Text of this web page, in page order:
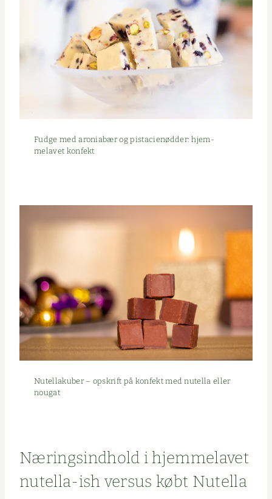
Fudge med aro­ni­abær og pista­cienød­der: hjem­
melavet konfekt
Nutel­laku­ber – opskrift på kon­fekt med nutel­la eller
nougat
Næringsind­hold i hjem­melavet
nutel­la-ish ver­sus købt Nutella